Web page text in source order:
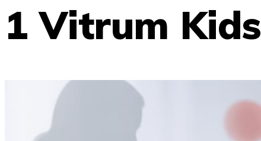
1 Vitrum Kids